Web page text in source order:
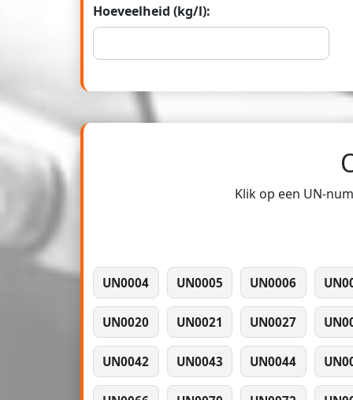
Hoeveelheid (kg/l):
Klik op een UN-
UN0004 UN0005 UN0006
UN0020 UN0021 UN0027
UN0042 UN0043 UN0044